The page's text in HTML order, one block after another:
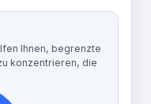
Ihnen, begrenzte
konzentrieren, die